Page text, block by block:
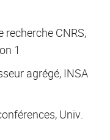
recherche CNRS,
1
agrégé, INSA
Univ.